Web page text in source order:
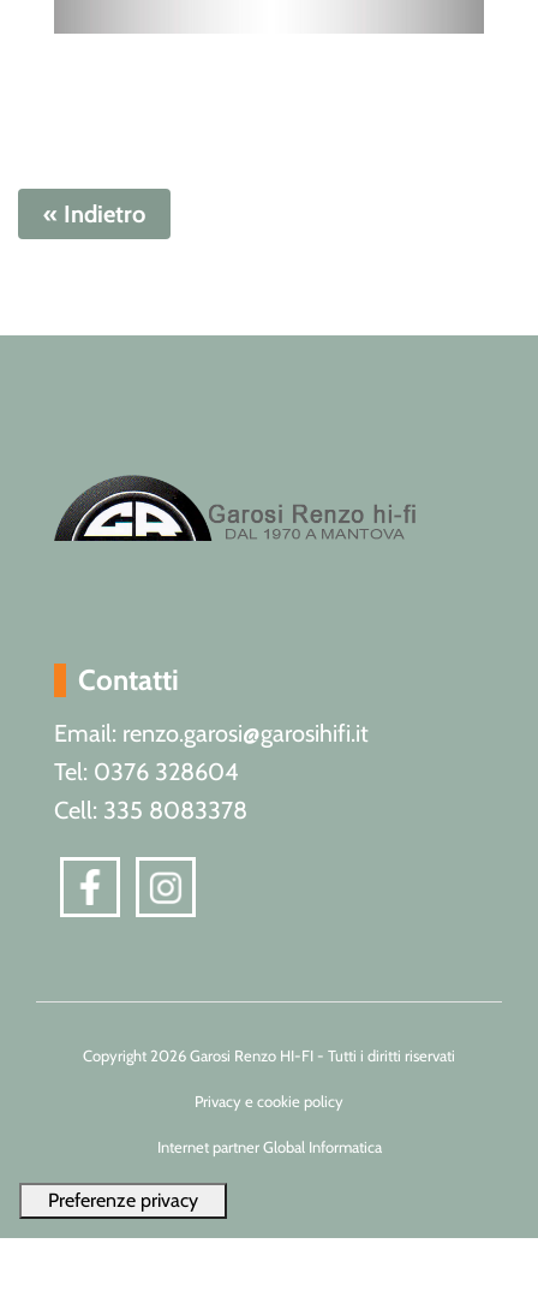
« Indietro
Contatti
Email: renzo.garosi@garosihifi.it
Tel: 0376 328604
Cell: 335 8083378
Copyright 2026 Garosi Renzo HI-FI - Tutti i diritti riservati
Privacy e cookie policy
Internet partner Global Informatica